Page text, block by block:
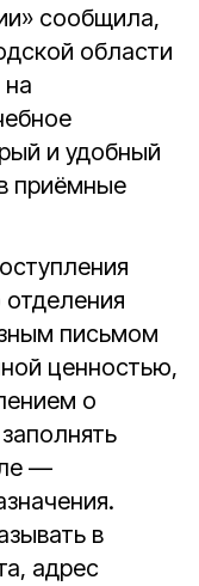
сообщила,
области
и удобный
приёмные
письмом
ценностью,
о
—
в
адрес